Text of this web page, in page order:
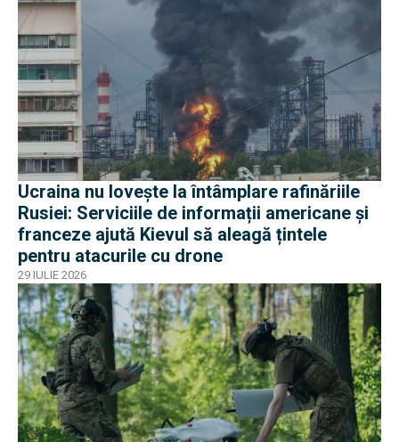
Ucraina nu lovește la întâmplare rafinăriile
Rusiei: Serviciile de informații americane și
franceze ajută Kievul să aleagă țintele
pentru atacurile cu drone
29 IULIE 2026